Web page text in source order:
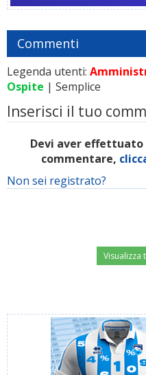
Commenti
Legenda utenti:
Ospite | Semplice
Inserisci il tuo
Devi aver effettuato
commentare,
Non sei registrato?
Visualizza